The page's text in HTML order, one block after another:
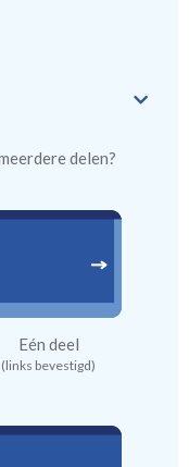
delen?
Eén deel
(links bevestigd)